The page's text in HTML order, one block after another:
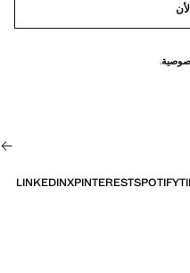
.
SPOTIFY
PINTEREST
X
LINKEDIN